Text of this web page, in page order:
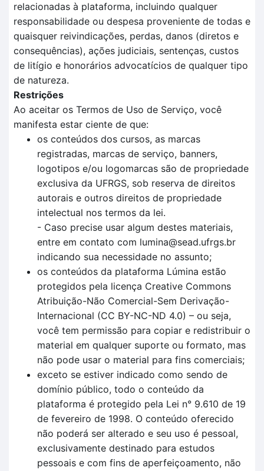
relacionadas à plataforma, incluindo qualquer
responsabilidade ou despesa proveniente de todas e
quaisquer reivindicações, perdas, danos (diretos e
consequências), ações judiciais, sentenças, custos
de litígio e honorários advocatícios de qualquer tipo
de natureza.
Restrições
Ao aceitar os Termos de Uso de Serviço, você
manifesta estar ciente de que:
os conteúdos dos cursos, as marcas
registradas, marcas de serviço, banners,
logotipos e/ou logomarcas são de propriedade
exclusiva da UFRGS, sob reserva de direitos
autorais e outros direitos de propriedade
intelectual nos termos da lei.
- Caso precise usar algum destes materiais,
entre em contato com lumina@sead.ufrgs.br
indicando sua necessidade no assunto;
os conteúdos da plataforma Lúmina estão
protegidos pela licença Creative Commons
Atribuição-Não Comercial-Sem Derivação-
Internacional (CC BY-NC-ND 4.0) – ou seja,
você tem permissão para copiar e redistribuir o
material em qualquer suporte ou formato, mas
não pode usar o material para fins comerciais;
exceto se estiver indicado como sendo de
domínio público, todo o conteúdo da
plataforma é protegido pela Lei n° 9.610 de 19
de fevereiro de 1998. O conteúdo oferecido
não poderá ser alterado e seu uso é pessoal,
exclusivamente destinado para estudos
pessoais e com fins de aperfeiçoamento, não